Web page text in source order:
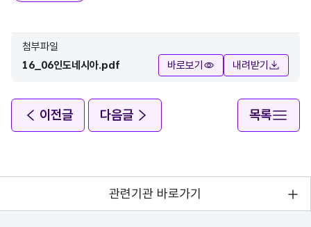
첨부파일
16_06인도네시아.pdf
바로보기 내려받기
이전글 다음글 목록
관련기관 바로가기